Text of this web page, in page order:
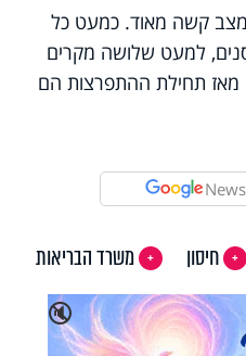
קשה מאוד. כמעט כל
למעט שלושה מקרים
87% מהחולים מאז תחילת ההתפרצות הם
News
חיסון
משרד הבריאות
🔇